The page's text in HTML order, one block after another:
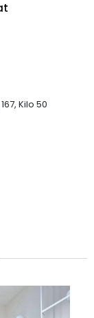
Kilo 50